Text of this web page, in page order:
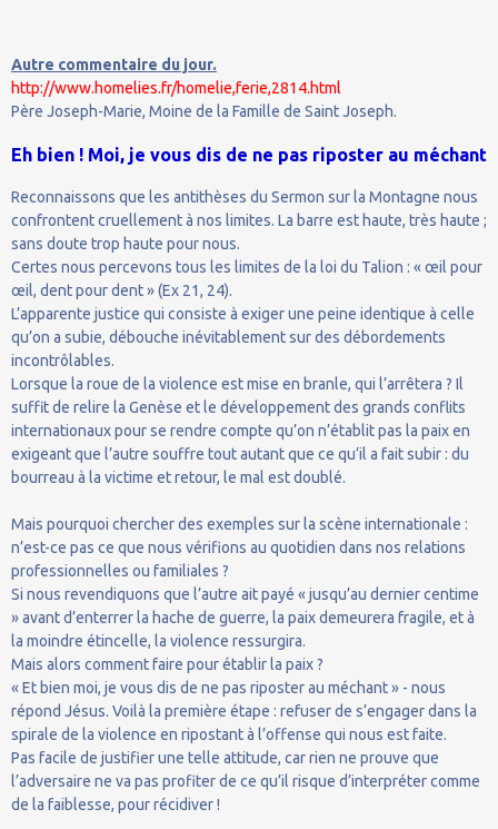
Autre commentaire du jour.
http://www.homelies.fr/homelie,ferie,2814.html
Père Joseph-Marie, Moine de la Famille de Saint Joseph.
Eh bien ! Moi, je vous dis de ne pas riposter au méchant
Reconnaissons que les antithèses du Sermon sur la Montagne nous
confrontent cruellement à nos limites. La barre est haute, très haute ;
sans doute trop haute pour nous.
Certes nous percevons tous les limites de la loi du Talion : « œil pour
œil, dent pour dent » (Ex 21, 24).
L’apparente justice qui consiste à exiger une peine identique à celle
qu’on a subie, débouche inévitablement sur des débordements
incontrôlables.
Lorsque la roue de la violence est mise en branle, qui l’arrêtera ? Il
suffit de relire la Genèse et le développement des grands conflits
internationaux pour se rendre compte qu’on n’établit pas la paix en
exigeant que l’autre souffre tout autant que ce qu’il a fait subir : du
bourreau à la victime et retour, le mal est doublé.
Mais pourquoi chercher des exemples sur la scène internationale :
n’est-ce pas ce que nous vérifions au quotidien dans nos relations
professionnelles ou familiales ?
Si nous revendiquons que l’autre ait payé « jusqu’au dernier centime
» avant d’enterrer la hache de guerre, la paix demeurera fragile, et à
la moindre étincelle, la violence ressurgira.
Mais alors comment faire pour établir la paix ?
« Et bien moi, je vous dis de ne pas riposter au méchant » - nous
répond Jésus. Voilà la première étape : refuser de s’engager dans la
spirale de la violence en ripostant à l’offense qui nous est faite.
Pas facile de justifier une telle attitude, car rien ne prouve que
l’adversaire ne va pas profiter de ce qu’il risque d’interpréter comme
de la faiblesse, pour récidiver !